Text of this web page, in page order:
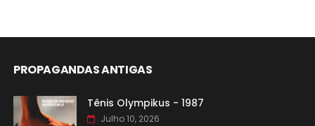
PROPAGANDAS ANTIGAS
Tênis Olympikus - 1987
Julho 10, 2026